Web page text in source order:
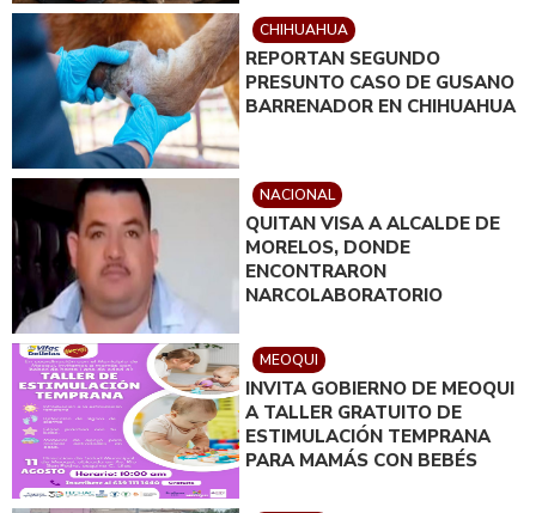
CHIHUAHUA
REPORTAN SEGUNDO
PRESUNTO CASO DE GUSANO
BARRENADOR EN CHIHUAHUA
NACIONAL
QUITAN VISA A ALCALDE DE
MORELOS, DONDE
ENCONTRARON
NARCOLABORATORIO
MEOQUI
INVITA GOBIERNO DE MEOQUI
A TALLER GRATUITO DE
ESTIMULACIÓN TEMPRANA
PARA MAMÁS CON BEBÉS